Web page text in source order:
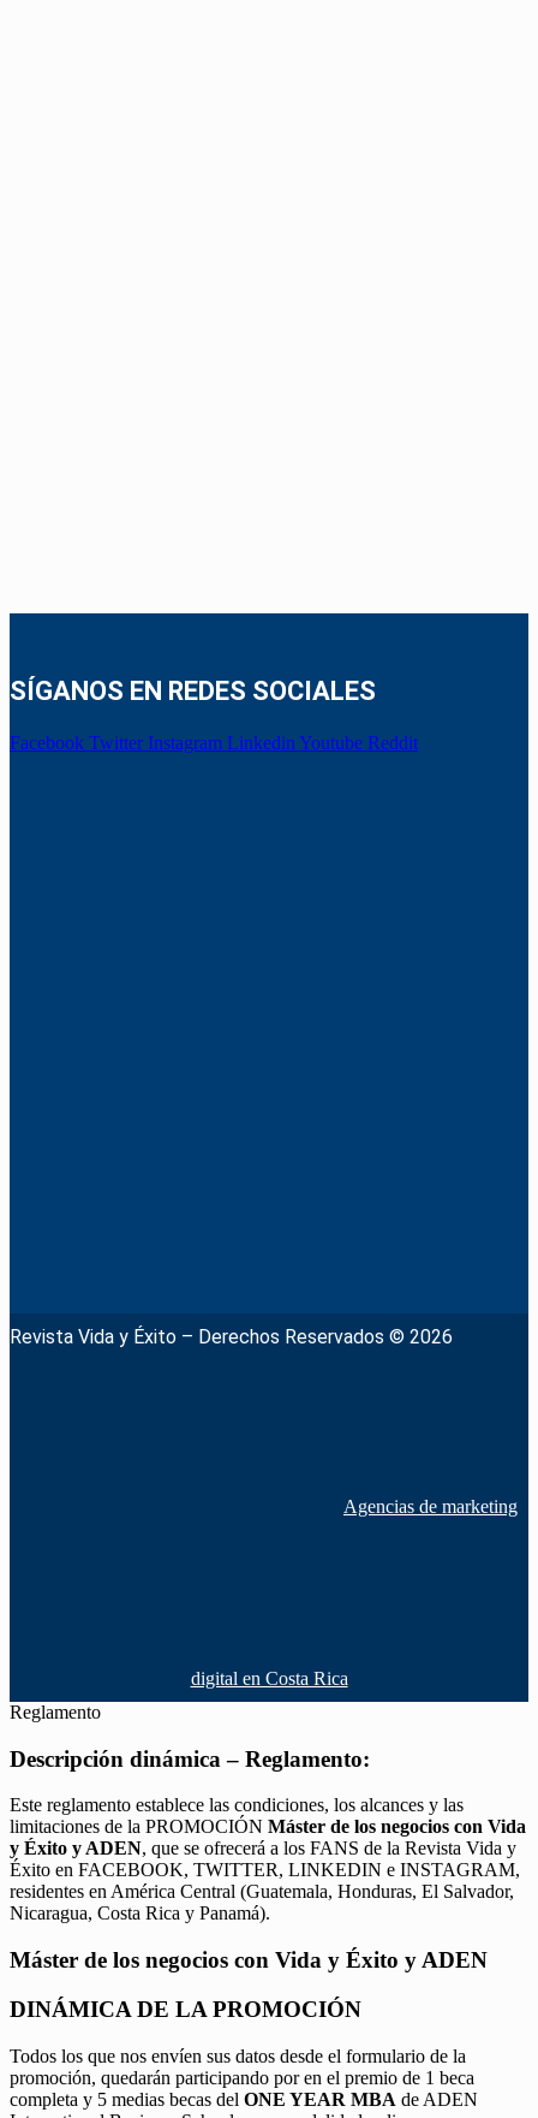
SÍGANOS EN REDES SOCIALES
Facebook Twitter Instagram Linkedin Youtube Reddit
Revista Vida y Éxito – Derechos Reservados © 2026
Agencias de marketing
digital en Costa Rica
Reglamento
Descripción dinámica – Reglamento:
Este reglamento establece las condiciones, los alcances y las
limitaciones de la PROMOCIÓN Máster de los negocios con Vida
y Éxito y ADEN, que se ofrecerá a los FANS de la Revista Vida y
Éxito en FACEBOOK, TWITTER, LINKEDIN e INSTAGRAM,
residentes en América Central (Guatemala, Honduras, El Salvador,
Nicaragua, Costa Rica y Panamá).
Máster de los negocios con Vida y Éxito y ADEN
DINÁMICA DE LA PROMOCIÓN
Todos los que nos envíen sus datos desde el formulario de la
promoción, quedarán participando por en el premio de 1 beca
completa y 5 medias becas del ONE YEAR MBA de ADEN